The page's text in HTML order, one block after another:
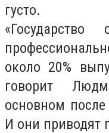
густо.
около 20%
говорит
основном
И они приводят